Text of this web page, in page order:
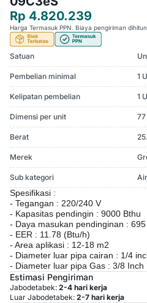
Rp 4.820.239
Harga Termasuk PPN. Biaya pengiriman
Satuan
Pembelian minimal 1
Kelipatan pembelian 1
Dimensi per unit
Berat
Merek
Sub kategori
Spesifikasi :
- Tegangan : 220/240 V
- Kapasitas pendingin : 9000 Bthu
- Daya masukan pendinginan :
- EER : 11.78 (Btu/h)
- Area aplikasi : 12-18 m2
- Diameter luar pipa cairan : 1/4
- Diameter luar pipa Gas : 3/8 Inch
Estimasi Pengiriman
Jabodetabek: 2-4 hari kerja
Luar Jabodetabek: 2-7 hari kerja